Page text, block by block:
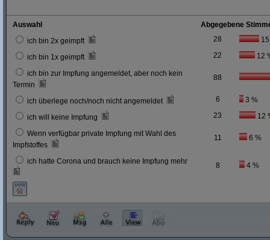
Auswahl
Abgegebene
ich bin 2x geimpft
28 15
ich bin 1x geimpft 22 12
ich bin zur Impfung angemeldet, aber noch kein
Termin
88
ich überlege noch/noch nicht angemeldet 6 3 %
ich will keine Impfung 23 12
Wenn verfügbar private Impfung mit Wahl des
Impfstoffes
11 6 %
ich hatte Corona und brauch keine Impfung mehr 8 4 %